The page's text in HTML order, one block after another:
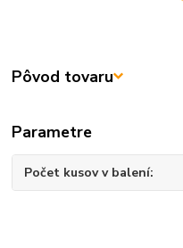
Pôvod tovaru
Parametre
Počet kusov v balení